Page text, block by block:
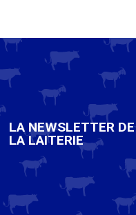
LA NEWSLETTER DE
LA LAITERIE